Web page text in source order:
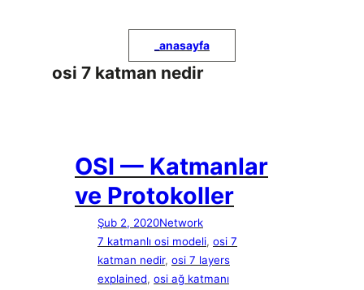
anasayfa
osi 7 katman nedir
OSI — Katmanlar
ve Protokoller
Şub 2, 2020Network
7 katmanlı osi modeli, osi 7
katman nedir, osi 7 layers
explained, osi ağ katmanı